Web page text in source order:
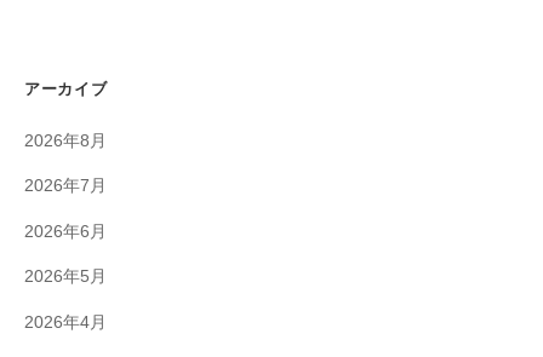
アーカイブ
2026年8月
2026年7月
2026年6月
2026年5月
2026年4月